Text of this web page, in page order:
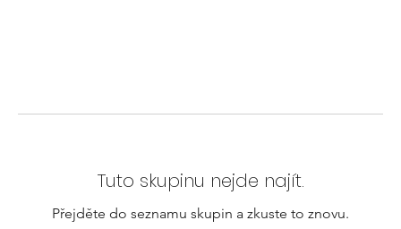
Tuto skupinu nejde najít.
Přejděte do seznamu skupin a zkuste to znovu.